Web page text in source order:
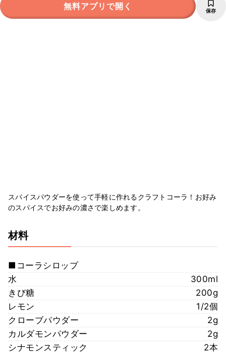
無料アプリで開く 保存
スパイスパウダーを使って手軽に作れるクラフトコーラ！お好み
のスパイスでお好みの濃さで楽しめます。
材料
■コーラシロップ
水
300ml
きび糖
200g
レモン
1/2個
クローブパウダー
2g
カルダモンパウダー
2g
シナモンスティック
2本